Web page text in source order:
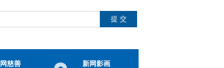
慈善
新网影画